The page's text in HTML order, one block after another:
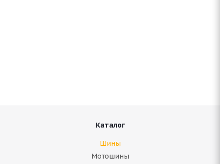
Каталог
Шины
Мотошины